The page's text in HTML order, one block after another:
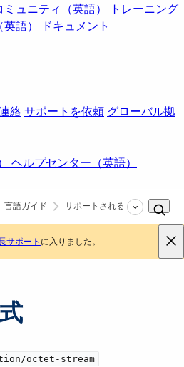
ミュニティ（英語）
トレーニング
語）
ドキュメント
絡サポートを依頼 グローバル拠
ヘルプセンター（英語）
言語ガイド サポートされるデータ形式
サポート に入りました。
octet-stream